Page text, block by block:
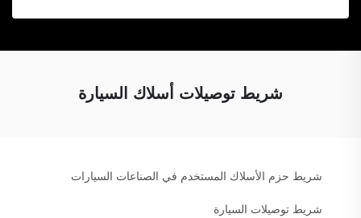
شريط توصيلات أسلاك السيارة
شريط حزم الأسلاك المستخدم في الصناعات السيارات
شريط توصيلات السيارة